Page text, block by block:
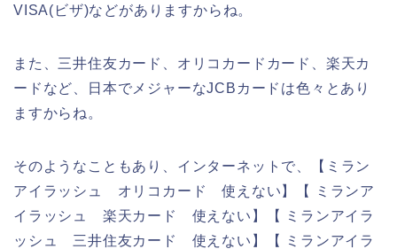
VISA(ビザ)などがありますからね。
また、三井住友カード、オリコカードカード、楽天カ
ードなど、日本でメジャーなJCBカードは色々とあり
ますからね。
そのようなこともあり、インターネットで、【ミラン
アイラッシュ オリコカード 使えない】【 ミランア
イラッシュ 楽天カード 使えない】【 ミランアイラ
ッシュ 三井住友カード 使えない】【 ミランアイラ